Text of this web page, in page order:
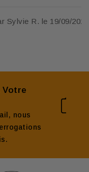
Sylvie R. le 19/09/2025
Votre
nous